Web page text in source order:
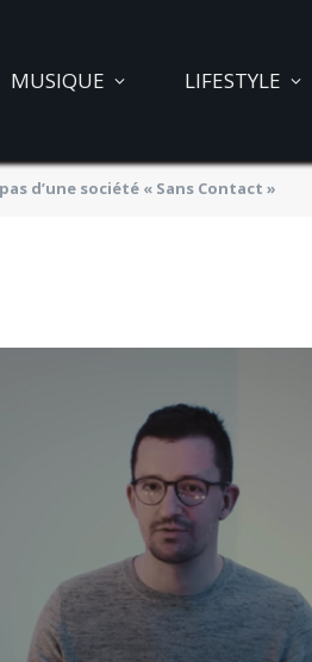
MUSIQUE LIFESTYLE
d’une société « Sans Contact »
pas d’une